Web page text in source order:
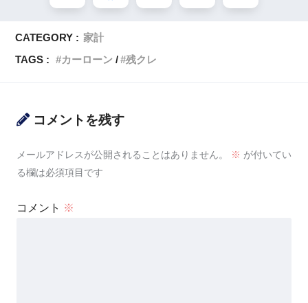
CATEGORY : 家計
TAGS :
カーローン 残クレ
コメントを残す
メールアドレスが公開されることはありません。 ※ が付いてい
る欄は必須項目です
コメント ※